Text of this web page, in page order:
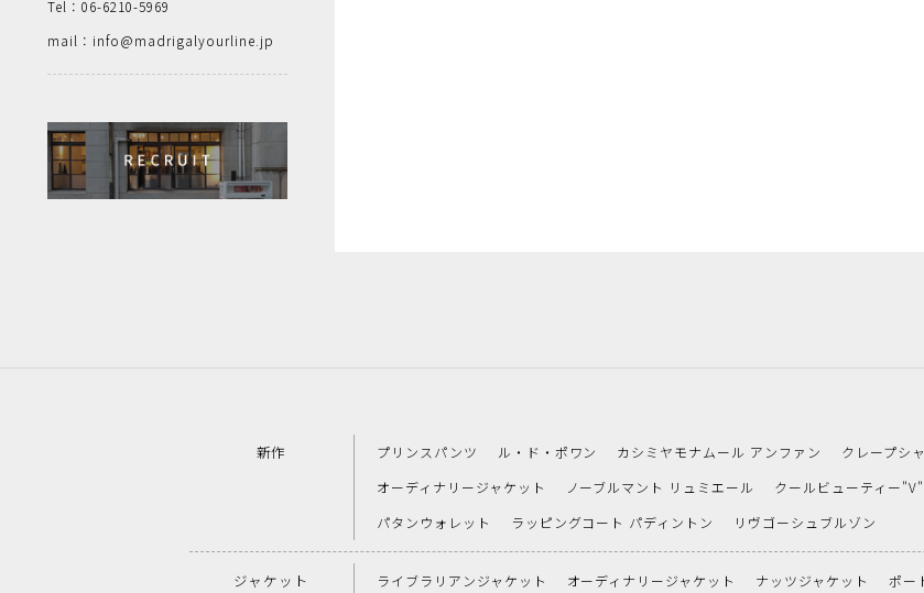
Tel：06-6210-5969
mail：info@madrigalyourline.jp
新作 プリンスパンツ ル・ド・ポワン カシミヤモナムール アンファン
クレープシ
オーディナリージャケット
ノーブルマント リュミエール クールビューティー"V"
パタンウォレット
ラッピングコート パディントン リヴゴーシュブルゾン
ジャケット ライブラリアンジャケット オーディナリージャケット ナッツジャケット
ポー